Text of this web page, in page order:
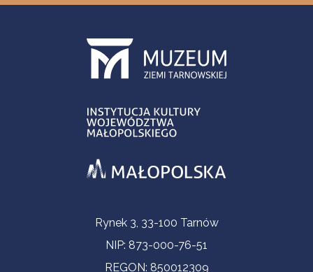
Informacje kontaktoweRynek 3, 33-100 Tarnów
NIP: 873-000-76-51
REGON: 850012309